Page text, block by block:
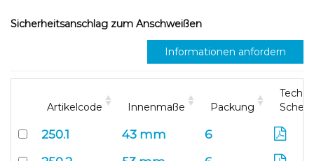
Sicherheitsanschlag zum Anschweißen
Informationen anfordern
Artikelcode Innenmaße Packung
250.1 43 mm
6